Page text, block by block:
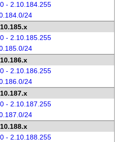
- 2.10.184.255
24
- 2.10.185.255
24
- 2.10.186.255
24
- 2.10.187.255
24
- 2.10.188.255